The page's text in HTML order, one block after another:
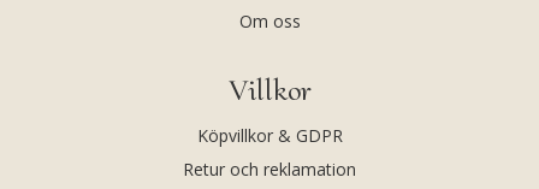
Om oss
Villkor
Köpvillkor & GDPR
Retur och reklamation